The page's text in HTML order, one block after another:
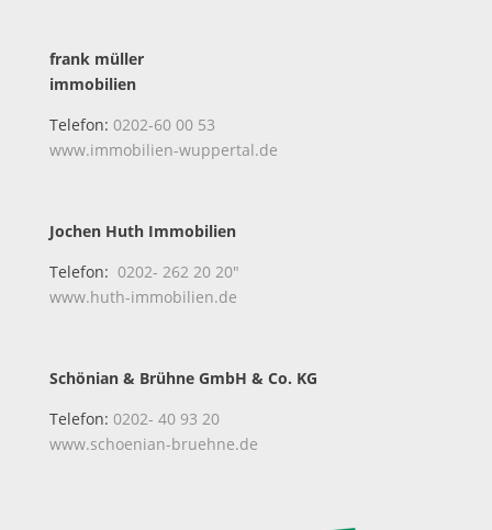
frank müller
immobilien
Telefon: 0202-60 00 53
www.immobilien-wuppertal.de
Jochen Huth Immobilien
Telefon: 0202- 262 20 20″
www.huth-immobilien.de
Schönian & Brühne GmbH & Co. KG
Telefon: 0202- 40 93 20
www.schoenian-bruehne.de